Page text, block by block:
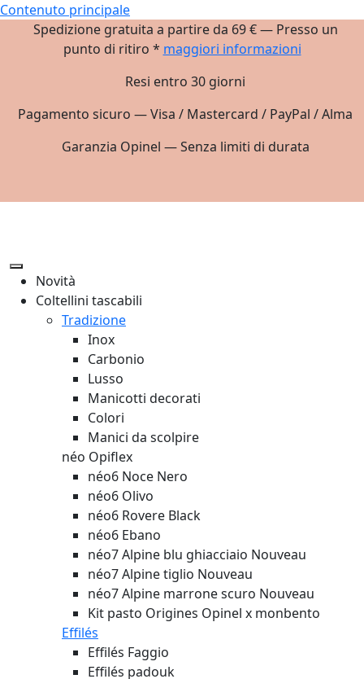
Contenuto principale
Spedizione gratuita a partire da 69 € — Presso un
punto di ritiro * maggiori informazioni
Resi entro 30 giorni
Pagamento sicuro — Visa / Mastercard / PayPal / Alma
Garanzia Opinel — Senza limiti di durata
Novità
Coltellini tascabili
Tradizione
Inox
Carbonio
Lusso
Manicotti decorati
Colori
Manici da scolpire
néo Opiflex
néo6 Noce Nero
néo6 Olivo
néo6 Rovere Black
néo6 Ebano
néo7 Alpine blu ghiacciaio Nouveau
néo7 Alpine tiglio Nouveau
néo7 Alpine marrone scuro Nouveau
Kit pasto Origines Opinel x monbento
Effilés
Effilés Faggio
Effilés padouk